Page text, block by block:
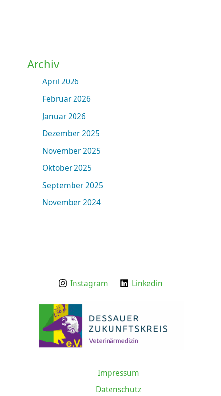
Archiv
April 2026
Februar 2026
Januar 2026
Dezember 2025
November 2025
Oktober 2025
September 2025
November 2024
Instagram Linkedin
Impressum
Datenschutz